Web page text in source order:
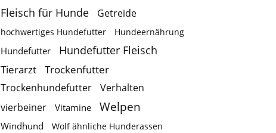
Fleisch für Hunde Getreide
hochwertiges Hundefutter Hundeernährung
Hundefutter Hundefutter Fleisch
Tierarzt Trockenfutter
Trockenhundefutter
Verhalten
vierbeiner
Vitamine Welpen
Windhund Wolf ähnliche Hunderassen